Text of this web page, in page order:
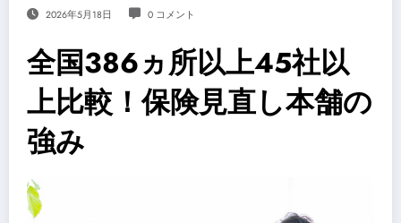
2026年5月18日 0 コメント
全国386ヵ所以上45社以
上比較！保険見直し本舗の
強み